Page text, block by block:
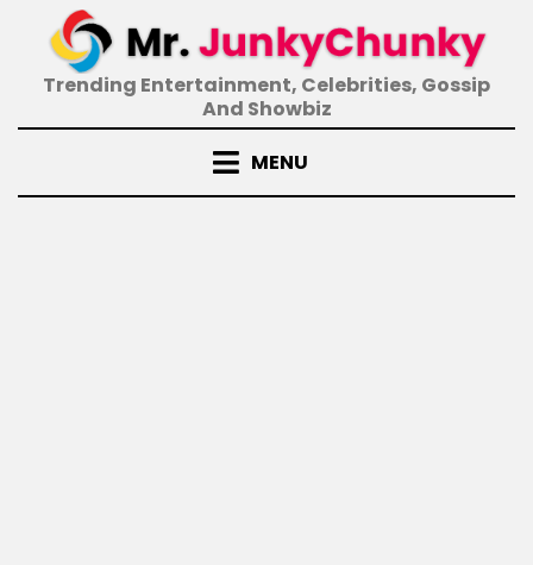
contentTrending Entertainment, Celebrities, Gossip
And Showbiz
MENU